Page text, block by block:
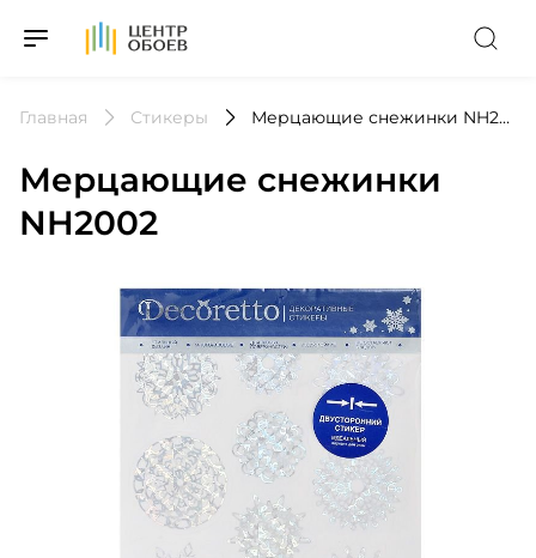
На Главную
Главная Стикеры Мерцающие снежинки NH2002
Мерцающие снежинки
NH2002